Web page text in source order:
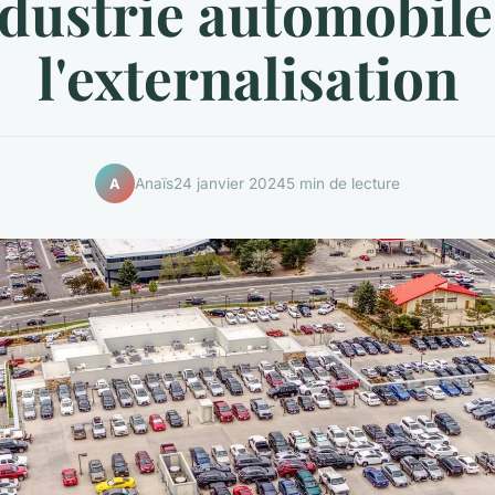
l'externalisation
A Anaïs24 janvier 20245 min de lecture